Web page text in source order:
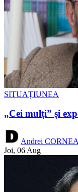
SITUAȚIUNEA
„Cei mulți” și
Andrei CORNEA
Joi, 06 Aug